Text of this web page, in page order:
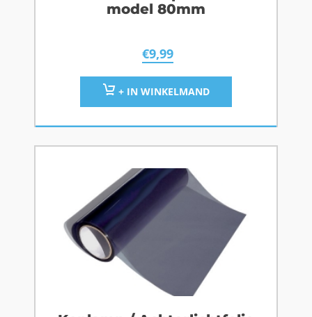
model 80mm
€9,99
+ IN WINKELMAND